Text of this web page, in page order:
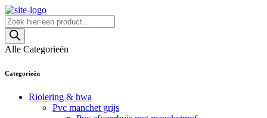
Skip
to
content
Producten
zoeken
Alle Categorieën
Categorieën
Riolering & hwa
Pvc manchet grijs